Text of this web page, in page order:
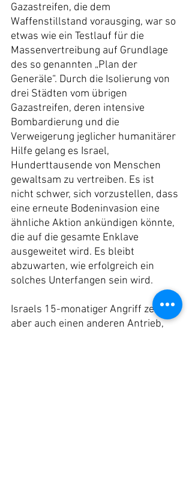
Gazastreifen, die dem
Waffenstillstand vorausging, war so
etwas wie ein Testlauf für die
Massenvertreibung auf Grundlage
des so genannten „Plan der
Generäle“. Durch die Isolierung von
drei Städten vom übrigen
Gazastreifen, deren intensive
Bombardierung und die
Verweigerung jeglicher humanitärer
Hilfe gelang es Israel,
Hunderttausende von Menschen
gewaltsam zu vertreiben. Es ist
nicht schwer, sich vorzustellen, dass
eine erneute Bodeninvasion eine
ähnliche Aktion ankündigen könnte,
die auf die gesamte Enklave
ausgeweitet wird. Es bleibt
abzuwarten, wie erfolgreich ein
solches Unterfangen sein wird.
Israels 15-monatiger Angriff zeigte
aber auch einen anderen Antrieb,